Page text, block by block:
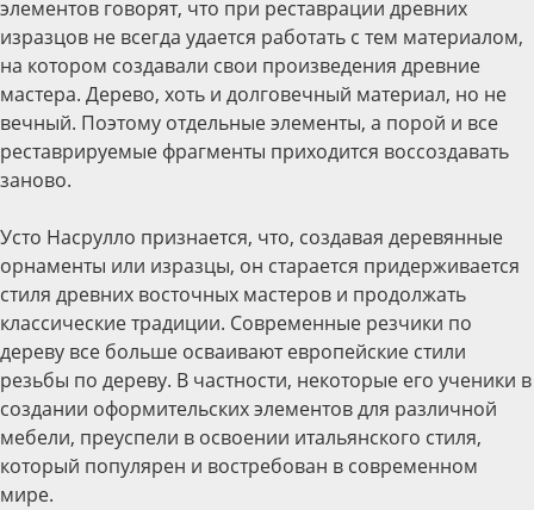
элементов говорят, что при реставрации древних
изразцов не всегда удается работать с тем материалом,
на котором создавали свои произведения древние
мастера. Дерево, хоть и долговечный материал, но не
вечный. Поэтому отдельные элементы, а порой и все
реставрируемые фрагменты приходится воссоздавать
заново.
Усто Насрулло признается, что, создавая деревянные
орнаменты или изразцы, он старается придерживается
стиля древних восточных мастеров и продолжать
классические традиции. Современные резчики по
дереву все больше осваивают европейские стили
резьбы по дереву. В частности, некоторые его ученики в
создании оформительских элементов для различной
мебели, преуспели в освоении итальянского стиля,
который популярен и востребован в современном
мире.